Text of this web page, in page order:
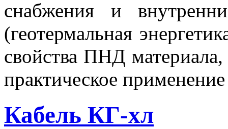
снабжения и
(геотермальная
свойства ПНД
практическое
Кабель КГ-хл